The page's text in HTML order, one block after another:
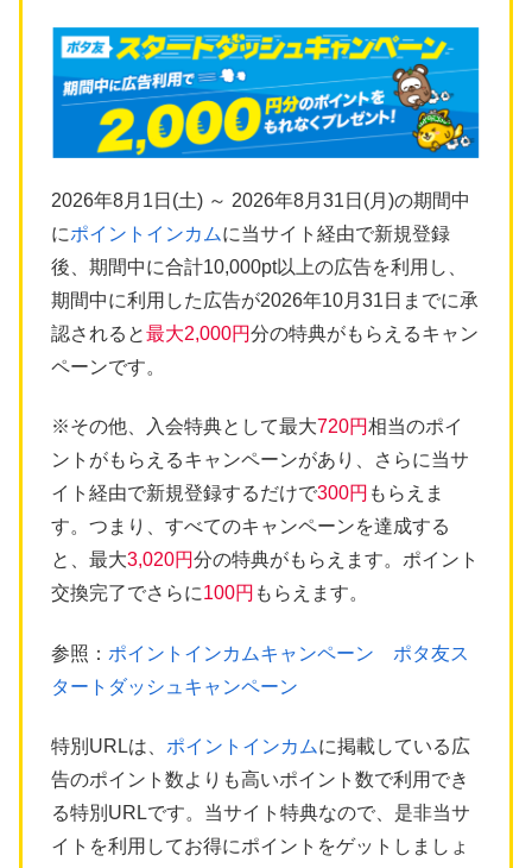
2026年8月1日(土) ～ 2026年8月31日(月)の期間中
にポイントインカムに当サイト経由で新規登録
後、期間中に合計10,000pt以上の広告を利用し、
期間中に利用した広告が2026年10月31日までに承
認されると最大2,000円分の特典がもらえるキャン
ペーンです。
※その他、入会特典として最大720円相当のポイ
ントがもらえるキャンペーンがあり、さらに当サ
イト経由で新規登録するだけで300円 もらえま
す。つまり、すべてのキャンペーンを達成する
と、最大3,020円分の特典がもらえます。ポイント
交換完了でさらに100円 もらえます。
参照： ポイントインカムキャンペーン ポタ友ス
タートダッシュキャンペーン
特別URLは、 ポイントインカムに掲載している広
告のポイント数よりも高いポイント数で利用でき
る特別URLです。当サイト特典なので、是非当サ
イトを利用してお得にポイントをゲットしましょ